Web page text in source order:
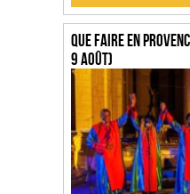
Que faire en
9 août)